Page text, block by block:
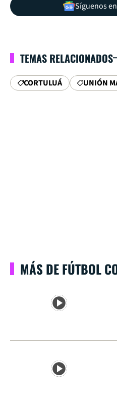
Síguenos
TEMAS RELACIONADOS
CORTULUÁ UNIÓN
MÁS DE FÚTBOL